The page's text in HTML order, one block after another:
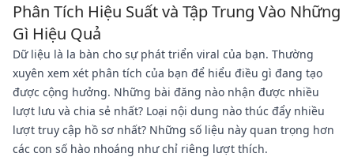
Phân Tích Hiệu Suất và Tập Trung Vào Những
Gì Hiệu Quả
Dữ liệu là la bàn cho sự phát triển viral của bạn. Thường
xuyên xem xét phân tích của bạn để hiểu điều gì đang tạo
được cộng hưởng. Những bài đăng nào nhận được nhiều
lượt lưu và chia sẻ nhất? Loại nội dung nào thúc đẩy nhiều
lượt truy cập hồ sơ nhất? Những số liệu này quan trọng hơn
các con số hào nhoáng như chỉ riêng lượt thích.